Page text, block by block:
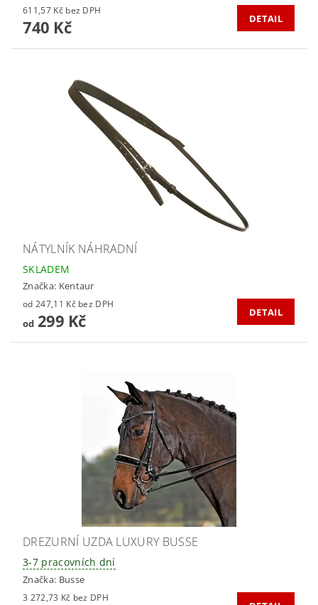
611,57 Kč bez DPH
740 Kč DETAIL
NÁTYLNÍK NÁHRADNÍ
SKLADEM
Značka: Kentaur
od 247,11 Kč bez DPH
od299 Kč DETAIL
DREZURNÍ UZDA LUXURY BUSSE
3-7 pracovních dní
Značka: Busse
3 272,73 Kč bez DPH